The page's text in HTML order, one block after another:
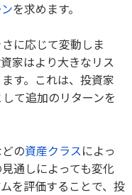
を求めます。
に応じて変動しま
家はより大きなリス
す。これは、投資家
て追加のリターンを
の資産クラスによっ
通しによっても変化
を評価することで、投